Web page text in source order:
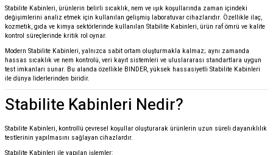
Stabilite Kabinleri, ürünlerin belirli sıcaklık, nem ve ışık koşullarında zaman içindeki
değişimlerini analiz etmek için kullanılan gelişmiş laboratuvar cihazlarıdır. Özellikle ilaç,
kozmetik, gıda ve kimya sektörlerinde kullanılan Stabilite Kabinleri, ürün raf ömrü ve kalite
kontrol süreçlerinde kritik rol oynar.
Modern Stabilite Kabinleri, yalnızca sabit ortam oluşturmakla kalmaz; aynı zamanda
hassas sıcaklık ve nem kontrolü, veri kayıt sistemleri ve uluslararası standartlara uygun
test imkanları sunar. Bu alanda özellikle BINDER, yüksek hassasiyetli Stabilite Kabinleri
ile dünya liderlerinden biridir.
Stabilite Kabinleri Nedir?
Stabilite Kabinleri, kontrollü çevresel koşullar oluşturarak ürünlerin uzun süreli dayanıklılık
testlerinin yapılmasını sağlayan cihazlardır.
Stabilite Kabinleri ile yapılan işlemler: